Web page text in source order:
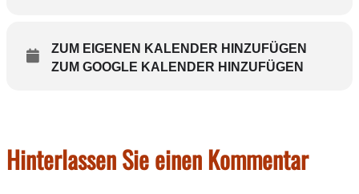
ZUM EIGENEN KALENDER HINZUFÜGEN
ZUM GOOGLE KALENDER HINZUFÜGEN
Hinterlassen Sie einen Kommentar